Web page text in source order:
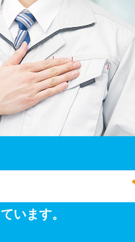
います。